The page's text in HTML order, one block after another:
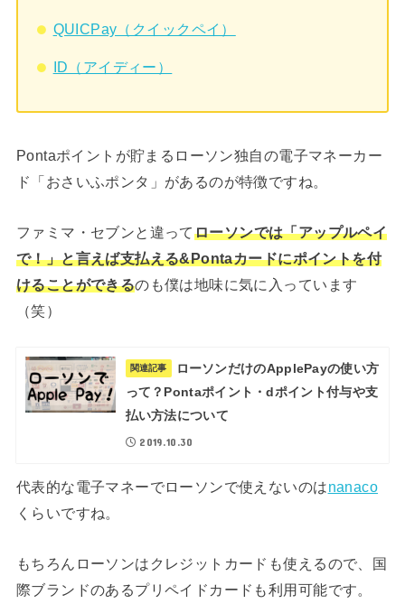
QUICPay（クイックペイ）
ID（アイディー）
Pontaポイントが貯まるローソン独自の電子マネーカー
ド「おさいふポンタ」があるのが特徴ですね。
ファミマ・セブンと違ってローソンでは「アップルペイ
で！」と言えば支払える&Pontaカードにポイントを付
けることができるのも僕は地味に気に入っています
（笑）
関連記事
ローソンだけのApplePayの使い方
って？Pontaポイント・dポイント付与や支
払い方法について
2019.10.30
代表的な電子マネーでローソンで使えないのはnanaco
くらいですね。
もちろんローソンはクレジットカードも使えるので、国
際ブランドのあるプリペイドカードも利用可能です。